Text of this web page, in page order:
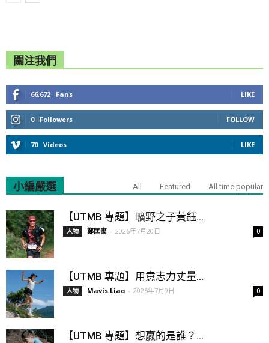
關注我們
66,672 Fans LIKE
0 Followers FOLLOW
70 Videos LIKE
小編嚴選 All Featured All time popular
【UTMB 專題】曠野之子黃鈺...
人物 鄭匡寓 - 2026年7月20日 0
【UTMB 專題】用意志力丈量...
人物 Mavis Liao - 2026年7月9日 0
【UTMB 專題】想贏的是誰？...